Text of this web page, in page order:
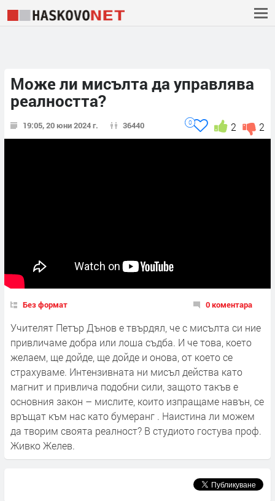
Може ли мисълта да управлява
реалността?
19:05, 20 юни 2024 г. 36440 2
2
0
Без формат 0 коментара
Учителят Петър Дънов е твърдял, че с мисълта си ние
привличаме добра или лоша съдба. И че това, което
желаем, ще дойде, ще дойде и онова, от което се
страхуваме. Интензивната ни мисъл действа като
магнит и привлича подобни сили, защото такъв е
основния закон – мислите, които изпращаме навън, се
връщат към нас като бумеранг . Наистина ли можем
да творим своята реалност? В студиото гостува проф.
Живко Желев.